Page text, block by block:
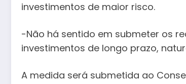
investimentos de maior risco.
-Não há sentido em submeter os
investimentos de longo prazo,
A medida será submetida ao